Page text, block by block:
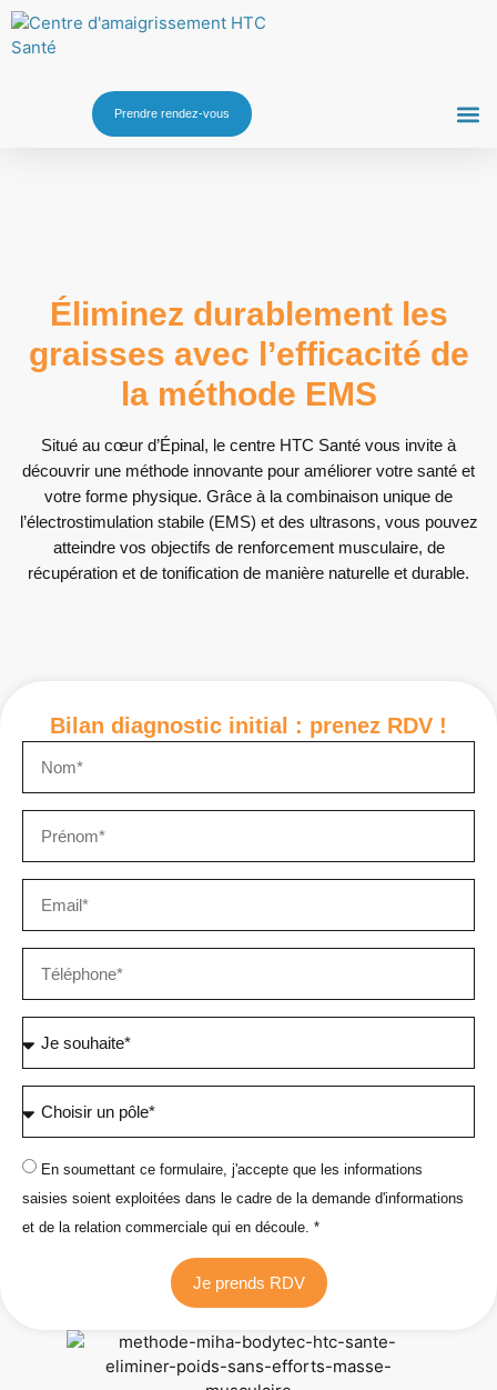
Prendre rendez-vous
Éliminez durablement les
graisses avec l’efficacité de
la méthode EMS
Situé au cœur d’Épinal, le centre HTC Santé vous invite à
découvrir une méthode innovante pour améliorer votre santé et
votre forme physique. Grâce à la combinaison unique de
l’électrostimulation stabile (EMS) et des ultrasons, vous pouvez
atteindre vos objectifs de renforcement musculaire, de
récupération et de tonification de manière naturelle et durable.
Bilan diagnostic initial : prenez RDV !
En soumettant ce formulaire, j'accepte que les informations
saisies soient exploitées dans le cadre de la demande d'informations
et de la relation commerciale qui en découle. *
Je prends RDV